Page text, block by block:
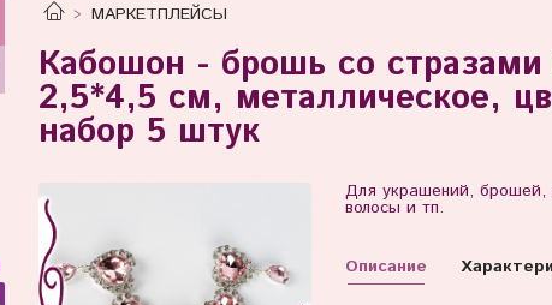
МАРКЕТПЛЕЙСЫ
Кабошон - брошь со
2,5*4,5 см, металлическое,
набор 5 штук
Для украшений, брошей,
волосы и тп.
Описание